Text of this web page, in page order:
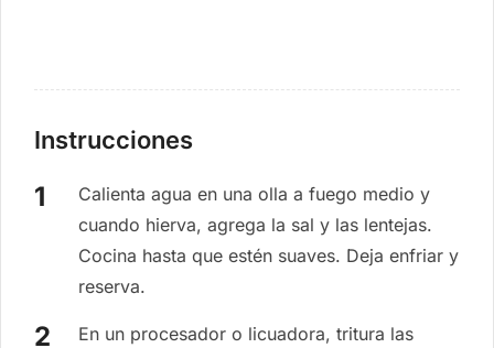
Instrucciones
Calienta agua en una olla a fuego medio y
cuando hierva, agrega la sal y las lentejas.
Cocina hasta que estén suaves. Deja enfriar y
reserva.
En un procesador o licuadora, tritura las